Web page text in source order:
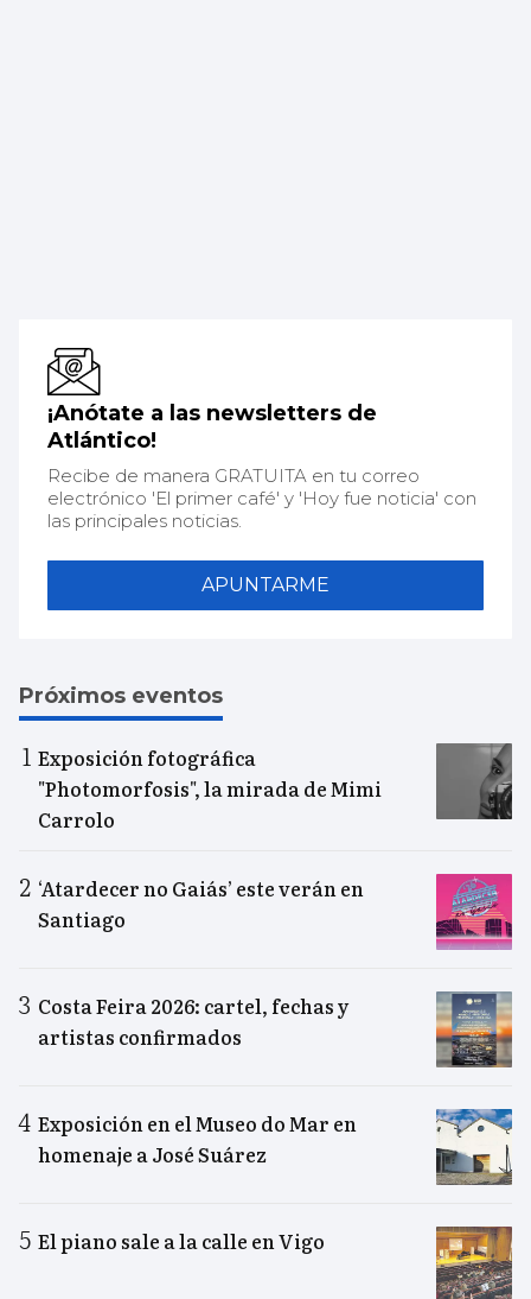
¡Anótate a las newsletters de
Atlántico!
Recibe de manera GRATUITA en tu correo
electrónico 'El primer café' y 'Hoy fue noticia' con
las principales noticias.
APUNTARME
Próximos eventos
Exposición fotográfica
"Photomorfosis", la mirada de Mimi
Carrolo
‘Atardecer no Gaiás’ este verán en
Santiago
Costa Feira 2026: cartel, fechas y
artistas confirmados
Exposición en el Museo do Mar en
homenaje a José Suárez
El piano sale a la calle en Vigo